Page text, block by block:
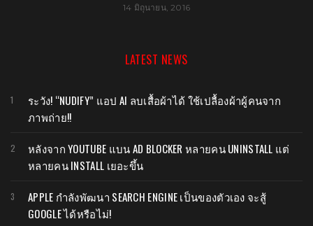
14 มิถุนายน, 2016
LATEST NEWS
ระวัง! “NUDIFY” แอป AI ลบเสื้อผ้าได้ ใช้เปลื้องผ้าผู้คนจาก
ภาพถ่าย!!
หลังจาก YOUTUBE แบน AD BLOCKER หลายคน UNINSTALL แต่
หลายคน INSTALL เยอะขึ้น
APPLE กำลังพัฒนา SEARCH ENGINE เป็นของตัวเอง จะสู้
GOOGLE ได้หรือไม่!